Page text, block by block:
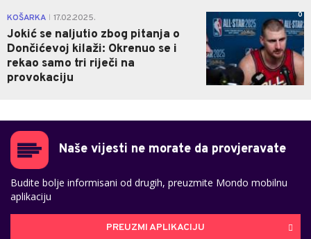
KOŠARKA 17.02.2025.
Jokić se naljutio zbog pitanja o
Dončićevoj kilaži: Okrenuo se i
rekao samo tri riječi na
provokaciju
0
Naše vijesti ne morate da provjeravate
Budite bolje informisani od drugih, preuzmite Mondo mobilnu
aplikaciju
PREUZMI APLIKACIJU